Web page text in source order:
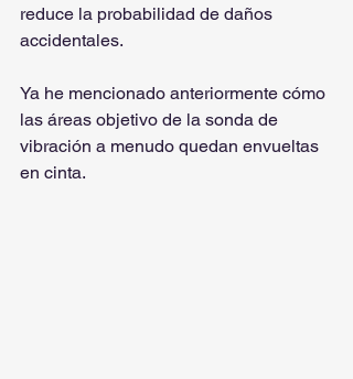
reduce la probabilidad de daños
accidentales.
Ya he mencionado anteriormente cómo
las áreas objetivo de la sonda de
vibración a menudo quedan envueltas
en cinta.